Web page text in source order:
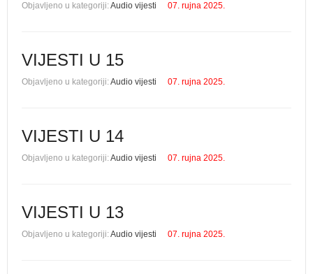
Objavljeno u kategoriji:Audio vijesti 07. rujna 2025.
VIJESTI U 15
Objavljeno u kategoriji:Audio vijesti 07. rujna 2025.
VIJESTI U 14
Objavljeno u kategoriji:Audio vijesti 07. rujna 2025.
VIJESTI U 13
Objavljeno u kategoriji:Audio vijesti 07. rujna 2025.